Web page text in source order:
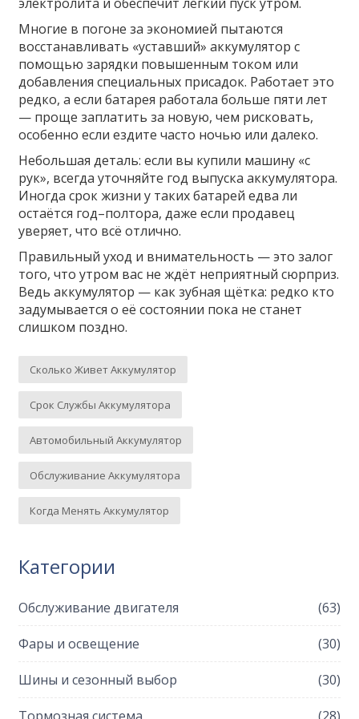
Многие в погоне за экономией пытаются
восстанавливать «уставший» аккумулятор с
помощью зарядки повышенным током или
добавления специальных присадок. Работает это
редко, а если батарея работала больше пяти лет
— проще заплатить за новую, чем рисковать,
особенно если ездите часто ночью или далеко.
Небольшая деталь: если вы купили машину «с
рук», всегда уточняйте год выпуска аккумулятора.
Иногда срок жизни у таких батарей едва ли
остаётся год–полтора, даже если продавец
уверяет, что всё отлично.
Правильный уход и внимательность — это залог
того, что утром вас не ждёт неприятный сюрприз.
Ведь аккумулятор — как зубная щётка: редко кто
задумывается о её состоянии пока не станет
слишком поздно.
Сколько Живет Аккумулятор
Срок Службы Аккумулятора
Автомобильный Аккумулятор
Обслуживание Аккумулятора
Когда Менять Аккумулятор
Категории
Обслуживание двигателя (63)
Фары и освещение (30)
Шины и сезонный выбор (30)